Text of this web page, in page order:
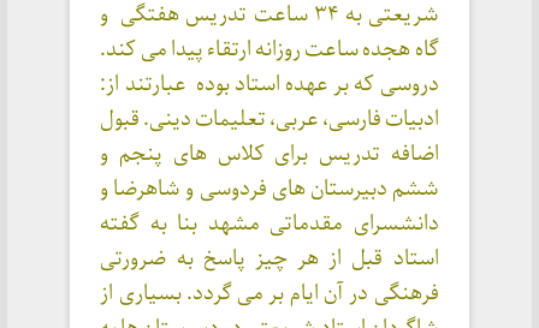
شریعتی به ۳۴ ساعت تدریس هفتگی و
گاه هجده ساعت روزانه ارتقاء پیدا می کند.
دروسی که بر عهده استاد بوده عبارتند از:
ادبیات فارسی، عربی، تعلیمات دینی. قبول
اضافه تدریس برای کلاس های پنجم و
ششم دبیرستان های فردوسی و شاهرضا و
دانشسرای مقدماتی مشهد بنا به گفته
استاد قبل از هر چیز پاسخ به ضرورتی
فرهنگی در آن ایام بر می گردد. بسیاری از